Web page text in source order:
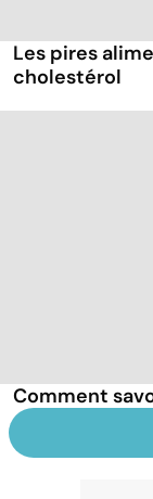
Les pires
cholestérol
Comment